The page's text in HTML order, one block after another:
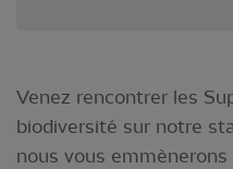
Venez rencontrer les
biodiversité sur notre
nous vous